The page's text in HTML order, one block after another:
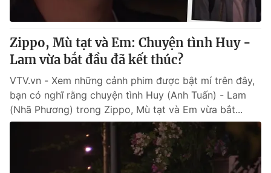
Zippo, Mù tạt và Em: Chuyện tình Huy -
Lam vừa bắt đầu đã kết thúc?
VTV.vn - Xem những cảnh phim được bật mí trên đây,
bạn có nghĩ rằng chuyện tình Huy (Anh Tuấn) - Lam
(Nhã Phương) trong Zippo, Mù tạt và Em vừa bắt...